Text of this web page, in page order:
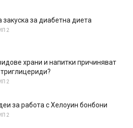
закуска за диабетна диета
2
храни и напитки причиняват
2
за работа с Хелоуин бонбони
2